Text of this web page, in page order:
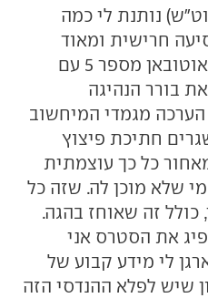
הקטנה (3.8 קוט"ש) נותנת לי כמה
חרישית ומאוד
מוזרה. אבל כשאני יוצא לאוטובאן מספר 5 עם
בורר הנהיגה
מגמדי המיחשוב
חתיכת פיצוץ
כל כך עוצמתית
שלא מוכן לה. שזה כל
של 250 מטר, כולל זה שאוחז בהגה.
את הסטרס אני
לי מידע קבוע של
שיש לפלא ההנדסי הזה